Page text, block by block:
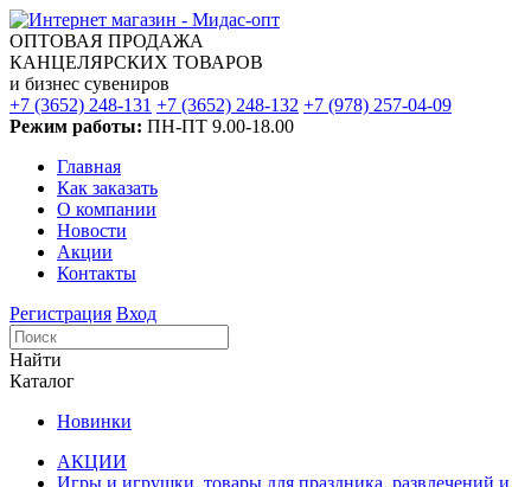
ОПТОВАЯ ПРОДАЖА
КАНЦЕЛЯРСКИХ ТОВАРОВ
и бизнес сувениров
+7 (3652) 248-131 +7 (3652) 248-132 +7 (978) 257-04-09
Режим работы: ПН-ПТ 9.00-18.00
Главная
Как заказать
О компании
Новости
Акции
Контакты
Регистрация Вход
Найти
Каталог
Новинки
АКЦИИ
Игры и игрушки, товары для праздника, развлечений и